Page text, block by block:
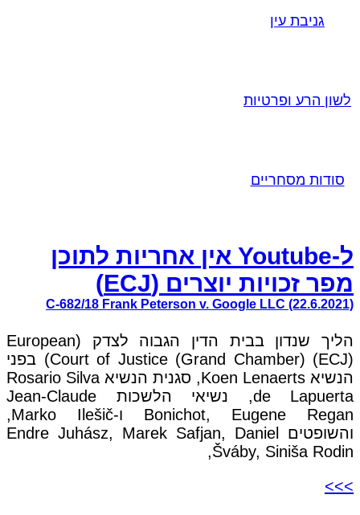
גניבת עין
לשון הרע ופרטיות
סודות מסחריים
ל-Youtube אין אחריות לתוכן
מפר זכויות יוצרים (ECJ)
C-682/18 Frank Peterson v. Google LLC (22.6.2021)
הליך שנדון בבית הדין הגבוה לצדק (European
Court of Justice (Grand Chamber) (ECJ)) בפני
הנשיא Koen Lenaerts, סגנית הנשיא Rosario Silva
de Lapuerta, נשיאי הלשכות Jean-Claude
Bonichot, Eugene Regan ו-Marko Ilešič,
והשופטים Endre Juhász, Marek Safjan, Daniel
Šváby, Siniša Rodin,
>>>